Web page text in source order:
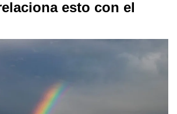
esto con el